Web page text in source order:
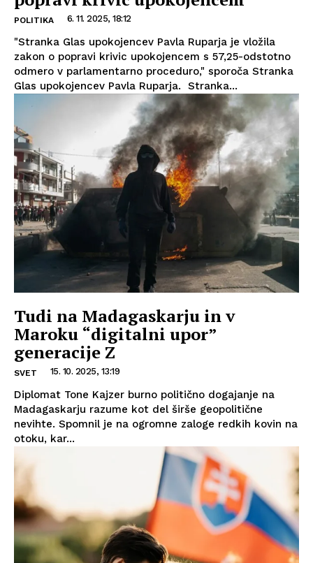
POLITIKA 6. 11. 2025, 18:12
"Stranka Glas upokojencev Pavla Ruparja je vložila
zakon o popravi krivic upokojencem s 57,25-odstotno
odmero v parlamentarno proceduro," sporoča Stranka
Glas upokojencev Pavla Ruparja. Stranka...
Tudi na Madagaskarju in v
Maroku “digitalni upor”
generacije Z
SVET 15. 10. 2025, 13:19
Diplomat Tone Kajzer burno politično dogajanje na
Madagaskarju razume kot del širše geopolitične
nevihte. Spomnil je na ogromne zaloge redkih kovin na
otoku, kar...